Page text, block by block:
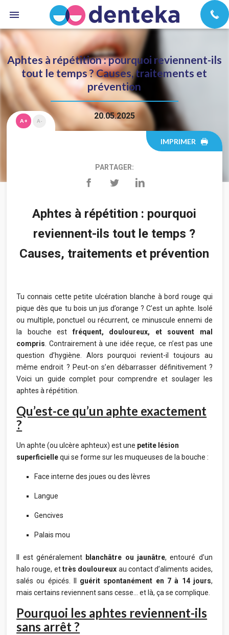
Aphtes à répétition : pourquoi reviennent-ils
tout le temps ? Causes, traitements et
prévention
20.05.2025
A+ A-
IMPRIMER
PARTAGER:
Aphtes à répétition : pourquoi
reviennent-ils tout le temps ?
Causes, traitements et prévention
Tu connais cette petite ulcération blanche à bord rouge qui
pique dès que tu bois un jus d’orange ? C’est un aphte. Isolé
ou multiple, ponctuel ou récurrent, ce minuscule ennemi de
la bouche estfréquent, douloureux, et souvent mal
compris . Contrairement à une idée reçue, ce n’est pas une
question d’hygiène. Alors pourquoi revient-il toujours au
même endroit ? Peut-on s’en débarrasser définitivement ?
Voici un guide complet pour comprendre et soulager les
aphtes à répétition.
Qu’est-ce qu’un aphte exactement
?
Un aphte (ou ulcère aphteux) est une petite lésion
superficiellequi se forme sur les muqueuses de la bouche :
Face interne des joues ou des lèvres
Langue
Gencives
Palais mou
Il est généralement blanchâtre ou jaunâtre, entouré d’un
halo rouge, ettrès douloureux au contact d’aliments acides,
salés ou épicés. Il guérit spontanément en 7 à 14 jours,
mais certains reviennent sans cesse… et là, ça se complique.
Pourquoi les aphtes reviennent-ils
sans arrêt ?